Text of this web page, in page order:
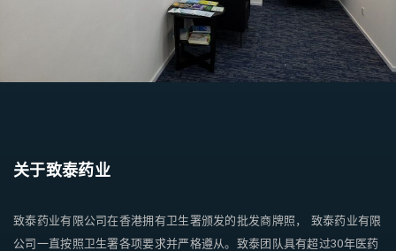
关于致泰药业
致泰药业有限公司在香港拥有卫生署颁发的批发商牌照， 致泰药业有限
公司一直按照卫生署各项要求并严格遵从。致泰团队具有超过30年医药